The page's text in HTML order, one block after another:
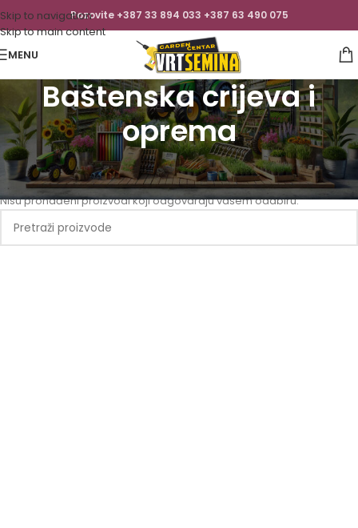
Skip to navigation
Skip to main content
Pozovite +387 33 894 033 +387 63 490 075
MENU
Baštenska crijeva i
oprema
Početna/Vrtni i Baštenski alat/Baštenska crijeva i oprema
Nisu pronađeni proizvodi koji odgovaraju vašem odabiru.